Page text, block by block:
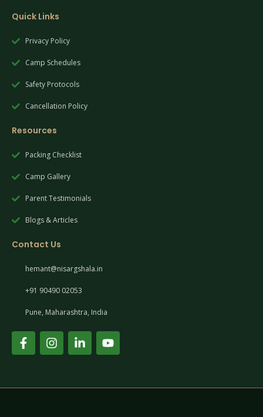
Quick Links
Privacy Policy
Camp Schedules
Safety Protocols
Cancellation Policy
Resources
Packing Checklist
Camp Gallery
Parent Testimonials
Blogs & Articles
Contact Us
hemant@nisargshala.in
+91 90490 02053
Pune, Maharashtra, India